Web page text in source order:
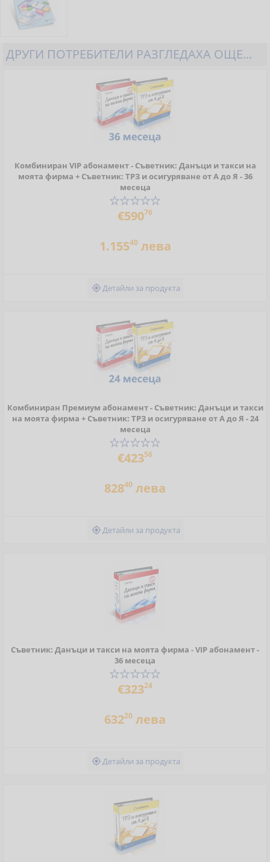
ДРУГИ ПОТРЕБИТЕЛИ РАЗГЛЕДАХА ОЩЕ...
Комбиниран VIP абонамент - Съветник: Данъци и такси на
моята фирма + Съветник: ТРЗ и осигуряване от А до Я - 36
месеца
€59076
1.15540лева
Детайли за продукта
Комбиниран Премиум абонамент - Съветник: Данъци и такси
на моята фирма + Съветник: ТРЗ и осигуряване от А до Я - 24
месеца
€42356
82840 лева
Детайли за продукта
Съветник: Данъци и такси на моята фирма - VIP абонамент -
36 месеца
€32324
63220 лева
Детайли за продукта